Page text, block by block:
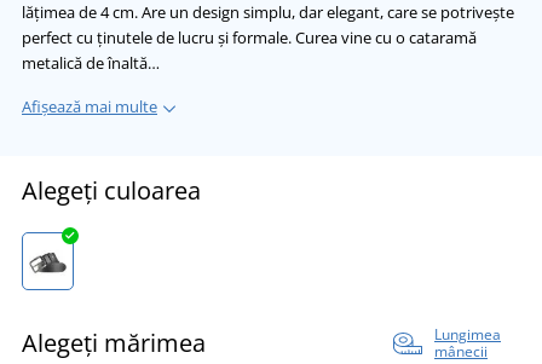
lățimea de 4 cm. Are un design simplu, dar elegant, care se potrivește
perfect cu ținutele de lucru și formale. Curea vine cu o cataramă
metalică de înaltă…
Afișează mai multe
Alegeți culoarea
Alegeți mărimea
Lungimea
mânecii